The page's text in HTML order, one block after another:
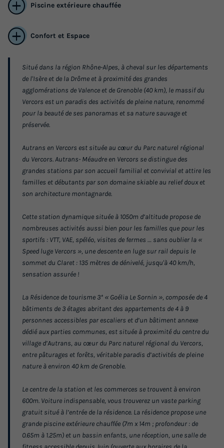
Appartement 6 personnes - G/321_3
PIECES 6 PERSONNES
47m² 6 2
Salle de bain
1
Animaux autorisés * Cafetière Lave-vaisselle
Appartement 6 personnes - G/321_3 PIECES 6
PERSONNES
du03/04/2027au10/04/2027
Modifier les dates
329 €
296,10 €
Prix de comparaison
-10%
d'économie
Voir les logements
Piscine extérieure chauffée
Confort et Espace
Situé dans la région Rhône-Alpes, à cheval sur les départements
de l'Isère et de la Drôme et à proximité des grandes
agglomérations de Valence et de Grenoble (40 km), le massif du
Vercors est un paradis des activités de pleine nature, renommé
pour la beauté de ses panoramas et sa nature sauvage et
préservée.
Autrans en Vercors est située au cœur du Parc naturel régional
du Vercors. Autrans- Méaudre en Vercors se distingue des
grandes stations par son accueil familial et convivial et attire les
familles et débutants par son domaine skiable au relief doux et
son architecture montagnarde.
Cette station dynamique située à 1050m d’altitude propose de
nombreuses activités aussi bien pour les familles que pour les
sportifs : VTT, VAE, spéléo, visites de fermes … sans oublier la «
Speed luge Vercors », une descente en luge sur rail depuis le
sommet du Claret : 135 mètres de dénivelé, jusqu'à 40 km/h,
sensation assurée !
La Résidence de tourisme 3* « Goélia Le Sornin », composée de 4
bâtiments de 3 étages abritant des appartements de 4 à 9
personnes accessibles par escaliers et d’un bâtiment annexe
dédié aux parties communes, est située à proximité du centre du
village d’Autrans, au cœur du Parc naturel régional du Vercors,
entre pâturages et forêts, véritable paradis d’activités de pleine
nature à environ 40 km de Grenoble.
Le centre de la station et les commerces se trouvent à environ
600m. Voiture indispensable, vous trouverez un vaste parking
gratuit situé à l’entrée de la résidence. La résidence propose une
grande piscine extérieure chauffée (7m x 14m ; profondeur : de
0.65m à 1.25m) et un bassin enfants, une réception, une salle de